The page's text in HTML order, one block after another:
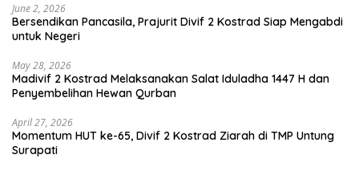
June 2, 2026
Bersendikan Pancasila, Prajurit Divif 2 Kostrad Siap Mengabdi
untuk Negeri
May 28, 2026
Madivif 2 Kostrad Melaksanakan Salat Iduladha 1447 H dan
Penyembelihan Hewan Qurban
April 27, 2026
Momentum HUT ke-65, Divif 2 Kostrad Ziarah di TMP Untung
Surapati